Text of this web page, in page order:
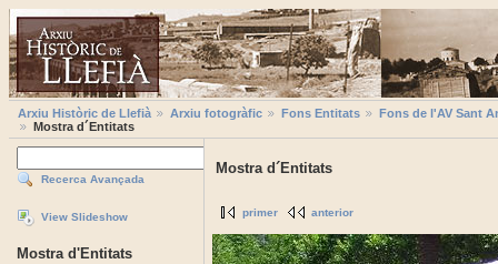
Arxiu Històric de Llefià Arxiu fotogràfic Fons Entitats
Fons de l'AV Sant
Mostra d´Entitats
Recerca Avançada
View Slideshow
Mostra d'Entitats
Mostra d´Entitats
primer anterior